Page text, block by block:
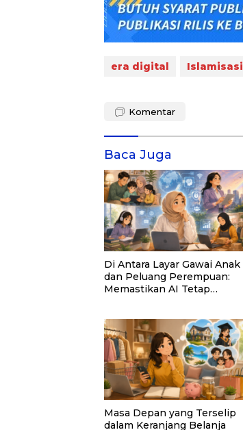
era digital Islamisasi
Komentar
Baca Juga
Di Antara Layar Gawai Anak
dan Peluang Perempuan:
Memastikan AI Tetap
Masa Depan yang Terselip
dalam Keranjang Belanja